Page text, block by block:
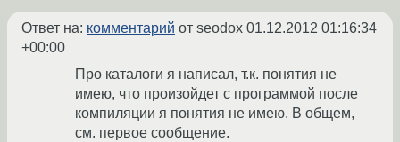
Ответ на: комментарий от seodox 01.12.2012 01:16:34
+00:00
Про каталоги я написал, т.к. понятия не
имею, что произойдет с программой после
компиляции я понятия не имею. В общем,
см. первое сообщение.